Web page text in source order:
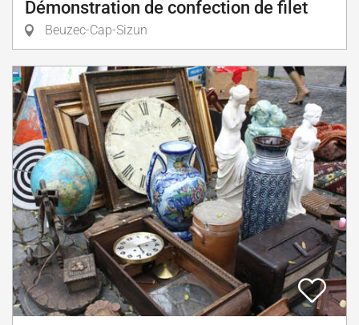
Démonstration de confection de filet
Beuzec-Cap-Sizun